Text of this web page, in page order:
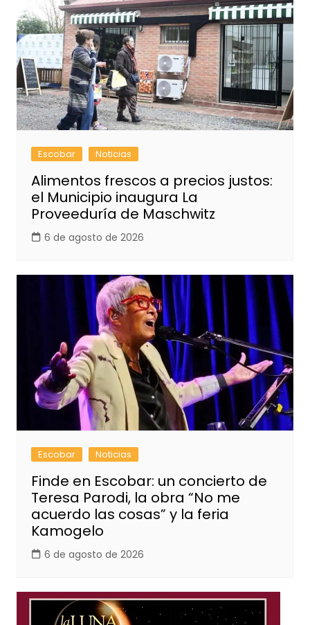
Escobar Noticias
Alimentos frescos a precios justos:
el Municipio inaugura La
Proveeduría de Maschwitz
6 de agosto de 2026
Escobar Noticias
Finde en Escobar: un concierto de
Teresa Parodi, la obra “No me
acuerdo las cosas” y la feria
Kamogelo
6 de agosto de 2026